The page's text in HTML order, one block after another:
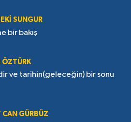
SUNGUR
bir bakış
ÖZTÜRK
ve tarihin(geleceğin) bir sonu
GÜRBÜZ